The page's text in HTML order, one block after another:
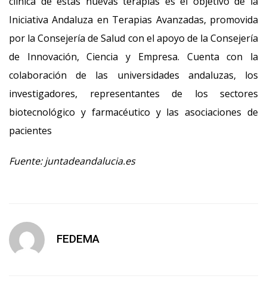
Iniciativa Andaluza en Terapias Avanzadas, promovida
por la Consejería de Salud con el apoyo de la Consejería
de Innovación, Ciencia y Empresa. Cuenta con la
colaboración de las universidades andaluzas, los
investigadores, representantes de los sectores
biotecnológico y farmacéutico y las asociaciones de
pacientes
Fuente: juntadeandalucia.es
FEDEMA